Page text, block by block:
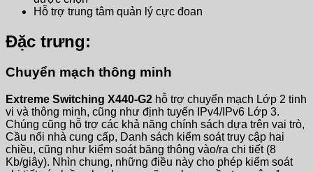
Hỗ trợ trung tâm quản lý cực đoan
Đặc trưng:
Chuyển mạch thông minh
Extreme Switching X440-G2 hỗ trợ chuyển mạch Lớp 2 tinh
vi và thông minh, cũng như định tuyến IPv4/IPv6 Lớp 3.
Chúng cũng hỗ trợ các khả năng chính sách dựa trên vai trò,
Cầu nối nhà cung cấp, Danh sách kiểm soát truy cập hai
chiều, cũng như kiểm soát băng thông vào/ra chi tiết (8
Kb/giây). Nhìn chung, những điều này cho phép kiểm soát